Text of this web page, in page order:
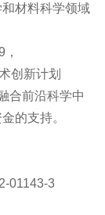
材料科学领域
创新计划
合前沿科学中
的支持。
01143-3